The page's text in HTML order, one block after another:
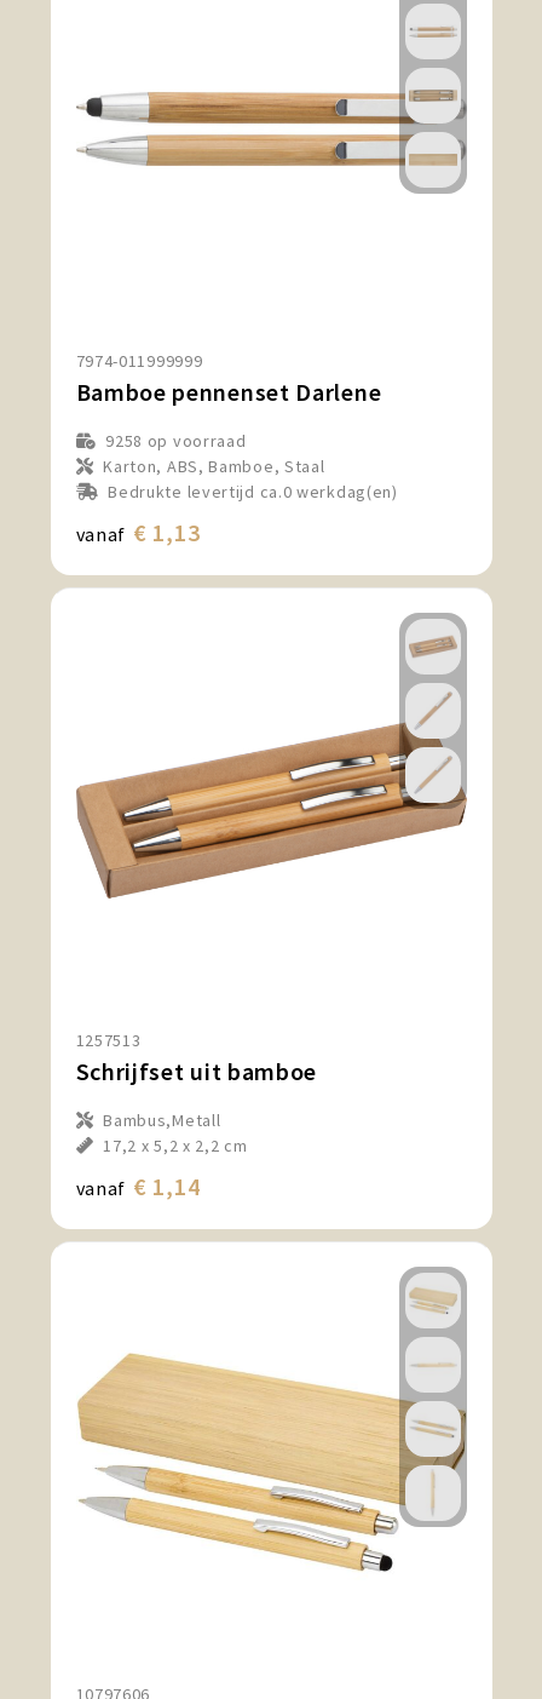
7974-011999999
Bamboe pennenset Darlene
9258 op voorraad
Karton, ABS, Bamboe, Staal
Bedrukte levertijd ca.0 werkdag(en)
vanaf € 1,13
1257513
Schrijfset uit bamboe
Bambus,Metall
17,2 x 5,2 x 2,2 cm
vanaf € 1,14
10797606